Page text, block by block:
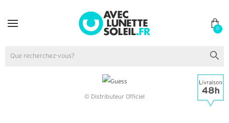
0
© Distributeur Officiel